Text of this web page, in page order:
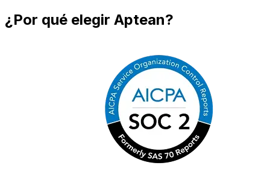
¿Por qué elegir Aptean?